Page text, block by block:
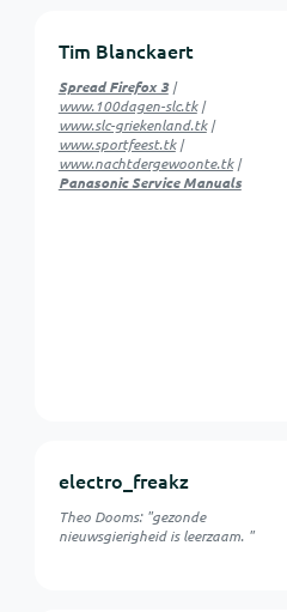
Tim Blanckaert
Spread Firefox 3|
www.100dagen-slc.tk|
www.slc-griekenland.tk|
www.sportfeest.tk|
www.nachtdergewoonte.tk|
Panasonic Service Manuals
electro_freakz
Theo Dooms: "gezonde
nieuwsgierigheid is leerzaam. "